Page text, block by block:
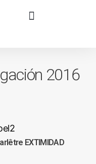
2016
EXTIMIDAD